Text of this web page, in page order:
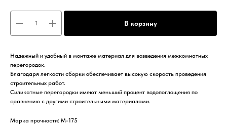
В корзину
Надежный и удобный в монтаже материал для возведения межкомнатных
перегородок.
Благодаря легкости сборки обеспечивает высокую скорость проведения
строительных работ.
Силикатные перегородки имеют меньший процент водопоглощения по
сравнению с другими строительными материалами.
Марка прочности: М-175